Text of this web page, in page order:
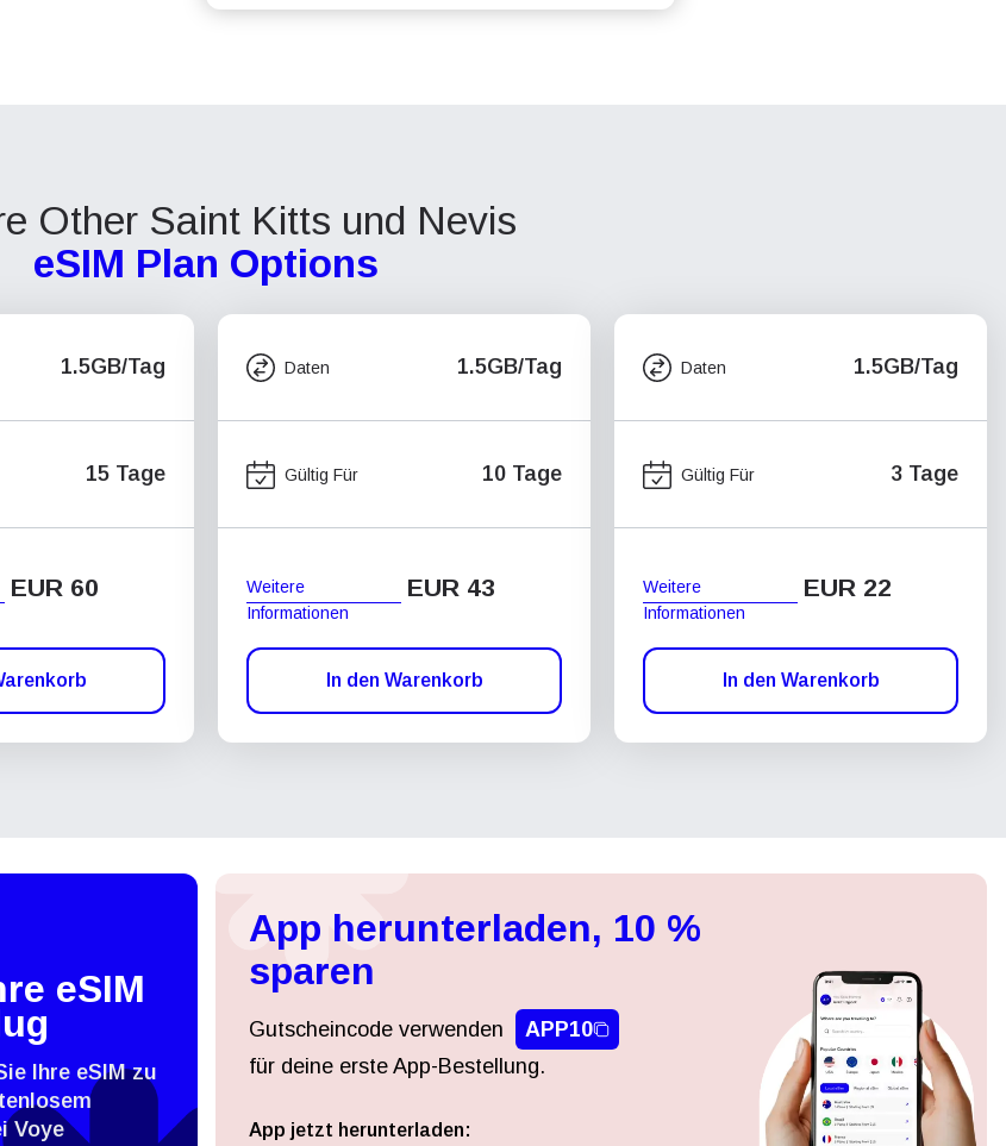
Other Saint Kitts und Nevis
eSIM Plan Options
1.5GB/Tag
15 Tage
EUR 60
Daten 1.5GB/Tag
Gültig Für 10 Tage
Weitere
Informationen
EUR 43
In den Warenkorb
Daten 1.5GB/Tag
Gültig Für 3 Tage
Weitere
Informationen
EUR 22
In den Warenkorb
eSIM
Ihre eSIM zu
Voye
App herunterladen, 10 %
sparen
Gutscheincode verwenden
APP10
für deine erste App-Bestellung.
App jetzt herunterladen: